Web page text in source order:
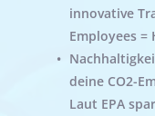
innovative
Employees =
deine CO2-
Laut EPA